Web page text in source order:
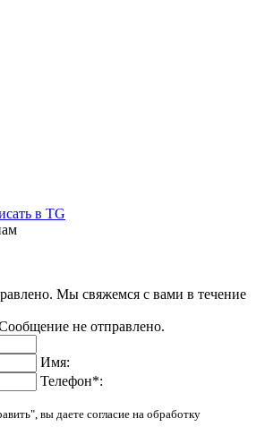
в TG
Мы свяжемся с вами в течение
не отправлено.
Имя:
Телефон*:
вы даете согласие на обработку